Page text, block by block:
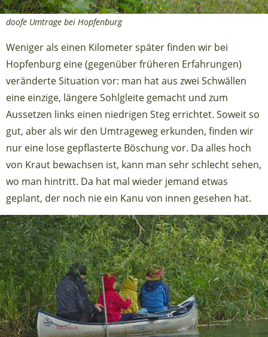
doofe Umtrage bei Hopfenburg
Weniger als einen Kilometer später finden wir bei
Hopfenburg eine (gegenüber früheren Erfahrungen)
veränderte Situation vor: man hat aus zwei Schwällen
eine einzige, längere Sohlgleite gemacht und zum
Aussetzen links einen niedrigen Steg errichtet. Soweit so
gut, aber als wir den Umtrageweg erkunden, finden wir
nur eine lose gepflasterte Böschung vor. Da alles hoch
von Kraut bewachsen ist, kann man sehr schlecht sehen,
wo man hintritt. Da hat mal wieder jemand etwas
geplant, der noch nie ein Kanu von innen gesehen hat.